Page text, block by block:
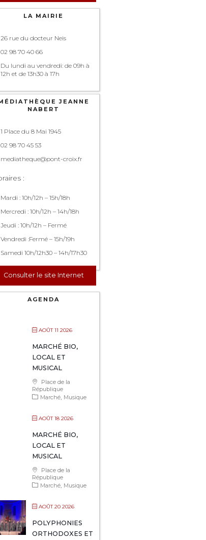
LA MAIRIE
26 rue du docteur Neis
02 98 70 40 66
Du lundi au vendredi: de 09h à
12h et de 13h30 à 17h
JEANNE
NABERT
1 Place du 8 Mai 1945
02 98 70 45 53
mediatheque@pont-croix.fr
:
Mardi : 10h/12h – 15h/18h
Mercredi : 10h/12h – 14h/18h
Jeudi : 10h/12h – Fermé
Vendredi :Fermé – 15h/19h
Samedi 10h/12h30 – 14h/17h30
Consulter le site Internet
AGENDA
AOÛT 11 2026
MARCHÉ BIO,
LOCAL ET
MUSICAL
Place de la
République
Marché Musique
AOÛT 18 2026
MARCHÉ BIO,
LOCAL ET
MUSICAL
Place de la
République
Marché Musique
AOÛT 20 2026
POLYPHONIES
ORTHODOXES ET